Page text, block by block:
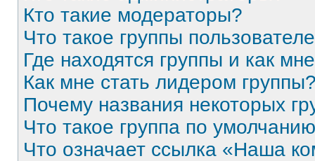
Кто такие модераторы?
Что такое группы
Где находятся группы и как
Как мне стать лидером
Почему названия некоторых
Что такое группа по
Что означает ссылка «Наша